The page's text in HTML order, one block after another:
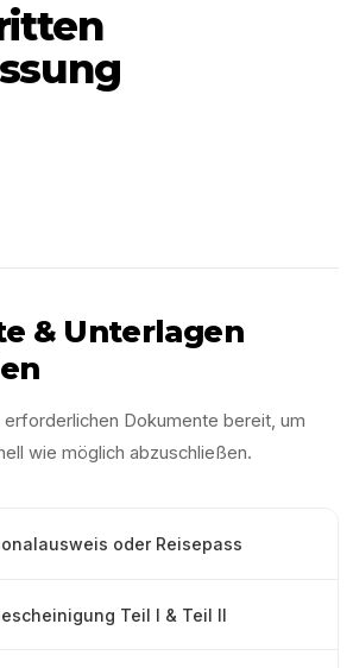
& Unterlagen
erforderlichen Dokumente bereit, um
wie möglich abzuschließen.
oder Reisepass
Teil I & Teil II